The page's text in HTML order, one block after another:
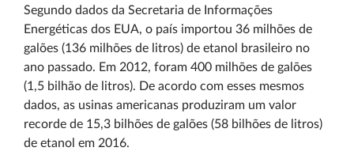
Segundo dados da Secretaria de Informações
Energéticas dos EUA, o país importou 36 milhões de
galões (136 milhões de litros) de etanol brasileiro no
ano passado. Em 2012, foram 400 milhões de galões
(1,5 bilhão de litros). De acordo com esses mesmos
dados, as usinas americanas produziram um valor
recorde de 15,3 bilhões de galões (58 bilhões de litros)
de etanol em 2016.